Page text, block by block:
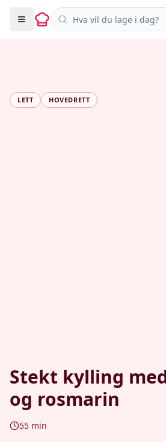
Søk i oppskrifter
LETT HOVEDRETT
Stekt kylling
og rosmarin
55 min